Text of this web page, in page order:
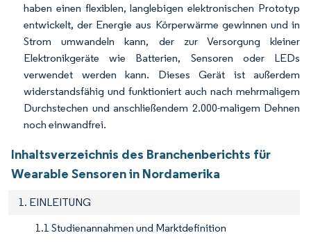
haben einen flexiblen, langlebigen elektronischen Prototyp
entwickelt, der Energie aus Körperwärme gewinnen und in
Strom umwandeln kann, der zur Versorgung kleiner
Elektronikgeräte wie Batterien, Sensoren oder LEDs
verwendet werden kann. Dieses Gerät ist außerdem
widerstandsfähig und funktioniert auch nach mehrmaligem
Durchstechen und anschließendem 2.000-maligem Dehnen
noch einwandfrei.
Inhaltsverzeichnis des Branchenberichts für
Wearable Sensoren in Nordamerika
1. EINLEITUNG
1.1 Studienannahmen und Marktdefinition